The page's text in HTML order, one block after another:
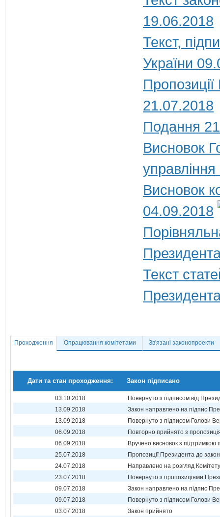
19.06.2018
Текст,
України
21.07.2018
Подання
Висновок
Висновок
04.09.2018
Текст
Проходження Опрацювання комітетами Зв'язані законопроекти
Дати та стан проходження: Закон підписано
03.10.2018
Повернуто з підписом від
13.09.2018
Закон направлено на підпис
13.09.2018
Повернуто з підписом Голови
06.09.2018
Повторно прийнято з
06.09.2018
Вручено висновок з
25.07.2018
Пропозиції Президента до
24.07.2018
Направлено на розгляд Комітету
23.07.2018
Повернуто з пропозиціями
09.07.2018
Закон направлено на підпис
09.07.2018
Повернуто з підписом Голови
03.07.2018
Закон прийнято